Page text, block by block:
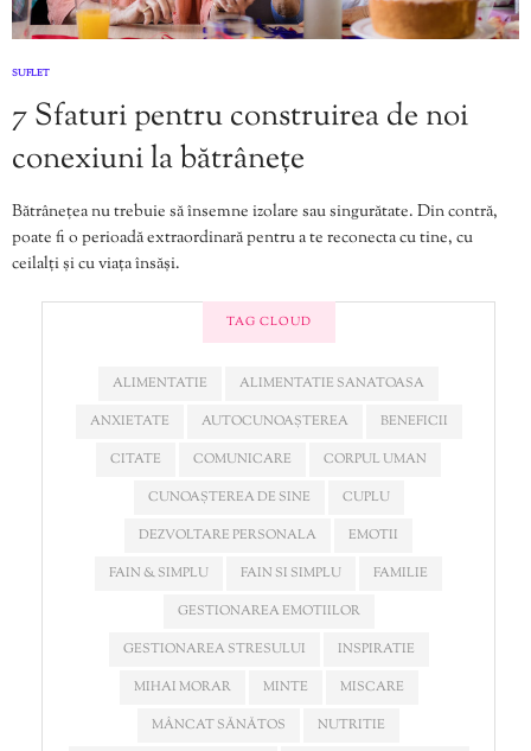
SUFLET
7 Sfaturi pentru construirea de noi
conexiuni la bătrânețe
Bătrânețea nu trebuie să însemne izolare sau singurătate. Din contră,
poate fi o perioadă extraordinară pentru a te reconecta cu tine, cu
ceilalți și cu viața însăși.
TAG CLOUD
ALIMENTATIE
ALIMENTATIE SANATOASA
ANXIETATE
AUTOCUNOAȘTEREA
BENEFICII
CITATE
COMUNICARE
CORPUL UMAN
CUNOAȘTEREA DE SINE
CUPLU
DEZVOLTARE PERSONALA
EMOTII
FAIN & SIMPLU
FAIN SI SIMPLU
FAMILIE
GESTIONAREA EMOTIILOR
GESTIONAREA STRESULUI
INSPIRATIE
MIHAI MORAR
MINTE
MISCARE
MÂNCAT SĂNĂTOS
NUTRITIE